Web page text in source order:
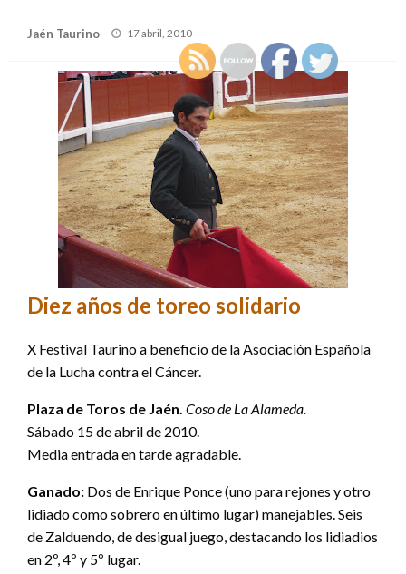
Jaén Taurino
Publicado
17 abril, 2010
Diez años de toreo solidario
X Festival Taurino a beneficio de la Asociación Española
de la Lucha contra el Cáncer.
Plaza de Toros de Jaén. Coso de La Alameda.
Sábado 15 de abril de 2010.
Media entrada en tarde agradable.
Ganado: Dos de Enrique Ponce (uno para rejones y otro
lidiado como sobrero en último lugar) manejables. Seis
de Zalduendo, de desigual juego, destacando los lidiadios
en 2º, 4º y 5º lugar.